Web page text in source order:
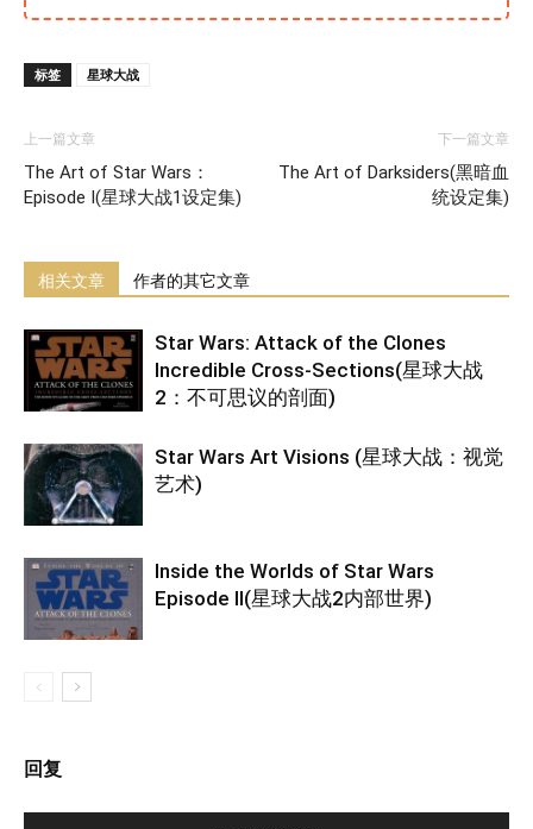
标签 星球大战
上一篇文章
The Art of Star Wars：
Episode I(星球大战1设定集)
下一篇文章
The Art of Darksiders(黑暗血
统设定集)
相关文章 作者的其它文章
Star Wars: Attack of the Clones
Incredible Cross-Sections(星球大战
2：不可思议的剖面)
Star Wars Art Visions (星球大战：视觉
艺术)
Inside the Worlds of Star Wars
Episode II(星球大战2内部世界)
回复